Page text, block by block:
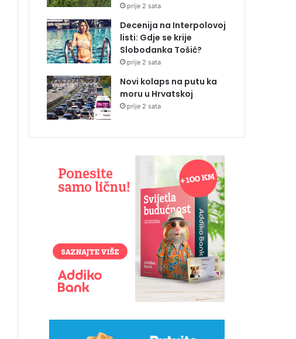
prije 2 sata
Decenija na Interpolovoj
listi: Gdje se krije
Slobodanka Tošić?
prije 2 sata
Novi kolaps na putu ka
moru u Hrvatskoj
prije 2 sata